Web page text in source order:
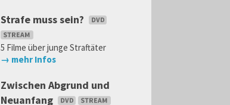
Strafe muss sein?
5 Filme über junge Straftäter
→ mehr Infos
Zwischen Abgrund und
Neuanfang